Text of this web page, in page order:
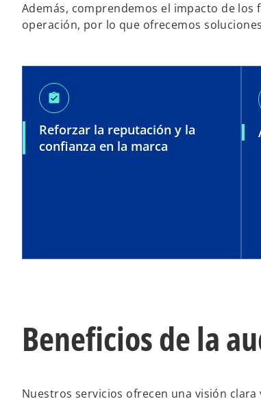
Además, comprendemos el impacto de los
operación, por lo que ofrecemos
assignment_turned_in
Reforzar la reputación y la
confianza en la marca
Beneficios de la
Nuestros servicios ofrecen una visión